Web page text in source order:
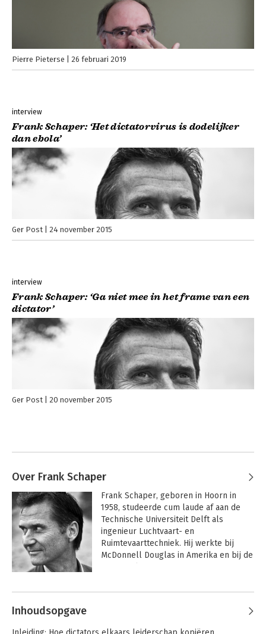
Pierre Pieterse 26 februari 2019
interview
Frank Schaper: ‘Het dictatorvirus is dodelijker
dan ebola’
Ger Post 24 november 2015
interview
Frank Schaper: ‘Ga niet mee in het frame van een
dictator’
Ger Post 20 november 2015
Over Frank Schaper
Frank Schaper, geboren in Hoorn in
1958, studeerde cum laude af aan de
Technische Universiteit Delft als
ingenieur Luchtvaart- en
Ruimtevaarttechniek. Hij werkte bij
McDonnell Douglas in Amerika en bij de
sindsdien zelfstandig auteur/personal
perfect ronde NIKE-voetbal uit.
Andere boeken door Frank Schaper
Inhoudsopgave